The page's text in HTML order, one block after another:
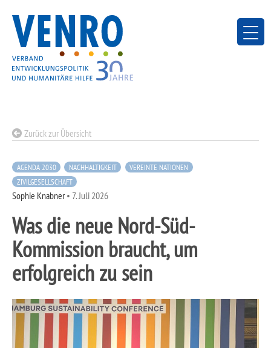
content
Zurück zur Übersicht
AGENDA 2030 NACHHALTIGKEIT
VEREINTE NATIONEN
ZIVILGESELLSCHAFT
Sophie Knabner• 7. Juli 2026
Was die neue Nord-Süd-
Kommission braucht, um
erfolgreich zu sein